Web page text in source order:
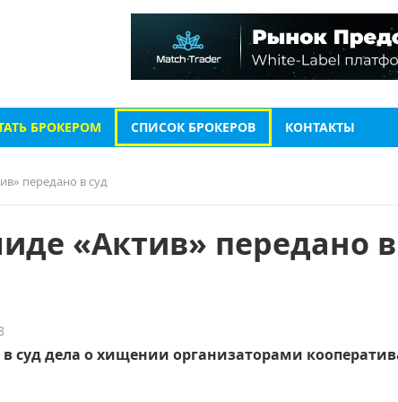
БРОКЕРОМ СПИСОК БРОКЕРОВ КОНТАКТЫ
передано в суд
«Актив» передано в
суд дела о хищении организаторами